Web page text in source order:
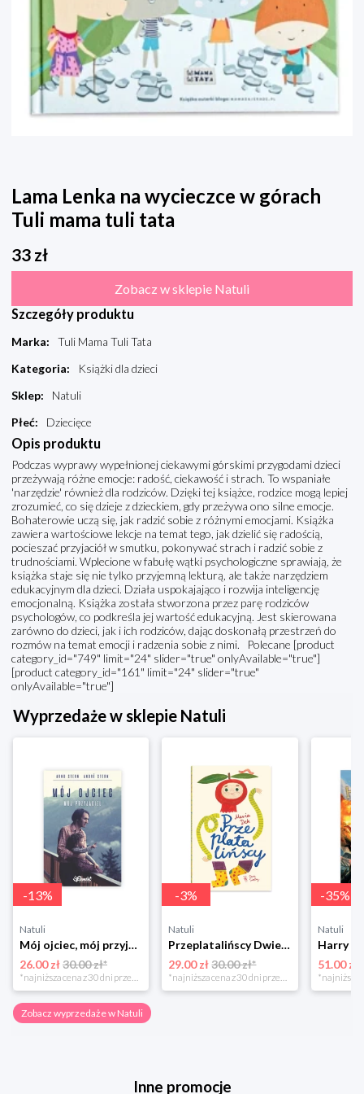
Lama Lenka na wycieczce w górach
Tuli mama tuli tata
33 zł
Zobacz w sklepie Natuli
Szczegóły produktu
Marka:
Tuli Mama Tuli Tata
Kategoria:
Książki dla dzieci
Sklep:
Natuli
Płeć: Dziecięce
Opis produktu
Podczas wyprawy wypełnionej ciekawymi górskimi przygodami dzieci
przeżywają różne emocje: radość, ciekawość i strach. To wspaniałe
'narzędzie' również dla rodziców. Dzięki tej książce, rodzice mogą lepiej
zrozumieć, co się dzieje z dzieckiem, gdy przeżywa ono silne emocje.
Bohaterowie uczą się, jak radzić sobie z różnymi emocjami. Książka
zawiera wartościowe lekcje na temat tego, jak dzielić się radością,
pocieszać przyjaciół w smutku, pokonywać strach i radzić sobie z
trudnościami. Wplecione w fabułę wątki psychologiczne sprawiają, że
książka staje się nie tylko przyjemną lekturą, ale także narzędziem
edukacyjnym dla dzieci. Działa uspokajająco i rozwija inteligencję
emocjonalną. Książka została stworzona przez parę rodziców
psychologów, co podkreśla jej wartość edukacyjną. Jest skierowana
zarówno do dzieci, jak i ich rodziców, dając doskonałą przestrzeń do
rozmów na temat emocji i radzenia sobie z nimi. Polecane [product
category_id="749" limit="24" slider="true" onlyAvailable="true"]
[product category_id="161" limit="24" slider="true"
onlyAvailable="true"]
Wyprzedaże w sklepie Natuli
-13%
Natuli
Mój ojciec, mój przyjaciel Element
26.00 zł30.00 zł*
*najniższa cena z 30 dni przed obniżką
-3%
Natuli
Przeplatalińscy Dwie siostry
29.00 zł 30.00 zł*
*najniższa cena z 30 dni przed obniżką
-35%
Natuli
51.00 zł
Zobacz wyprzedaże w Natuli
Inne promocje